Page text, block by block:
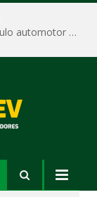
Dispensa Nº 002/2026: Locação de UM veículo automotor sem motorista, tipo passeio, com seguro total e quilometragem livre, para atender as demandas operacionais e administrativas do Instituto de Previdência Social dos Servidores Públicos do Município de Altamira – PA – ALTAPREV.